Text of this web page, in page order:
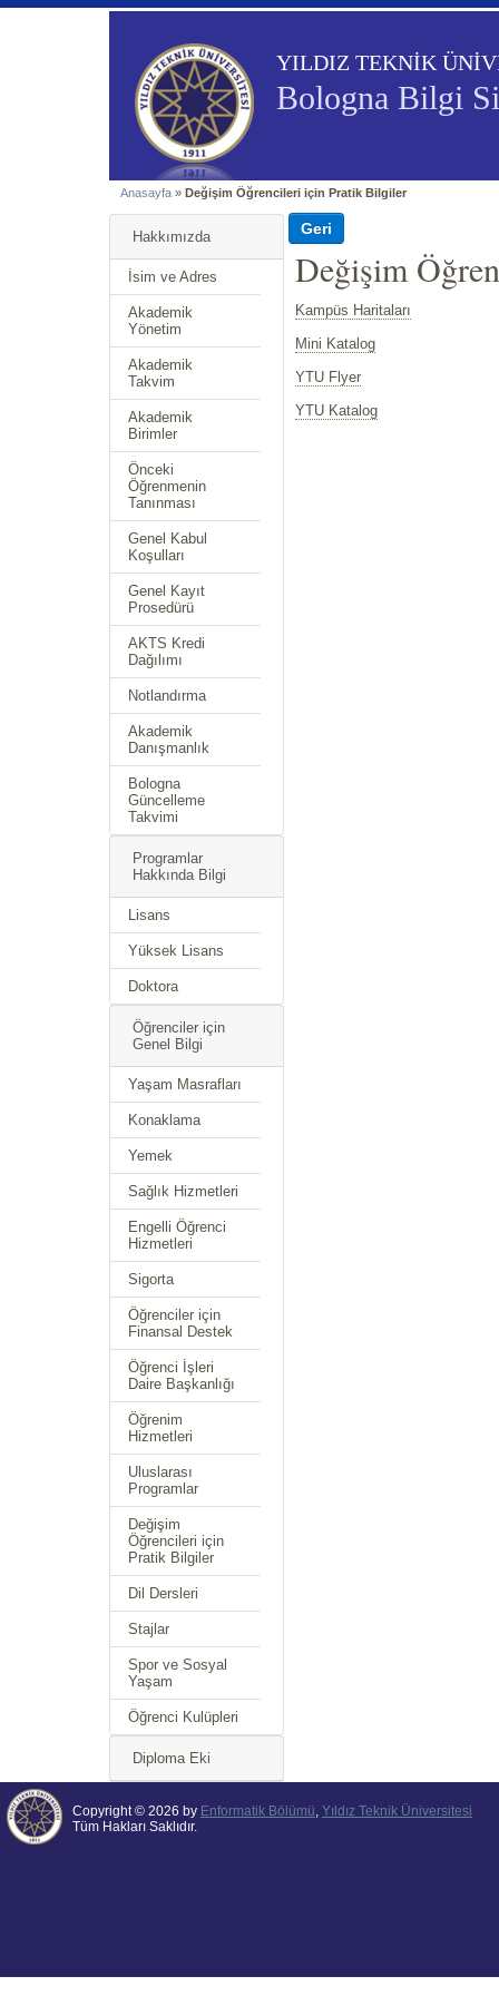
YILDIZ TEKNİK
Bologna Bilgi
Anasayfa » Değişim Öğrencileri için Pratik Bilgiler
Hakkımızda
İsim ve Adres
Akademik
Yönetim
Akademik
Takvim
Akademik
Birimler
Önceki
Öğrenmenin
Tanınması
Genel Kabul
Koşulları
Genel Kayıt
Prosedürü
AKTS Kredi
Dağılımı
Notlandırma
Akademik
Danışmanlık
Bologna
Güncelleme
Takvimi
Programlar
Hakkında Bilgi
Lisans
Yüksek Lisans
Doktora
Öğrenciler için
Genel Bilgi
Yaşam Masrafları
Konaklama
Yemek
Sağlık Hizmetleri
Engelli Öğrenci
Hizmetleri
Sigorta
Öğrenciler için
Finansal Destek
Öğrenci İşleri
Daire Başkanlığı
Öğrenim
Hizmetleri
Uluslarası
Programlar
Değişim
Öğrencileri için
Pratik Bilgiler
Dil Dersleri
Stajlar
Spor ve Sosyal
Yaşam
Öğrenci Kulüpleri
Diploma Eki
Değişim
Kampüs Haritaları
Mini Katalog
YTU Flyer
YTU Katalog
Copyright © 2026 by Enformatik Bölümü, Yıldız Teknik Üniversitesi
Tüm Hakları Saklıdır.